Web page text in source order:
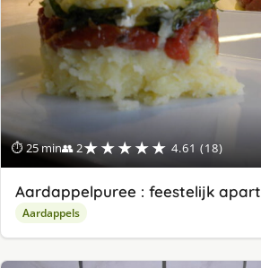
⏱ 25 min👥 2★★★★★ 4.61 (18)
Aardappelpuree : feestelijk apart
Aardappels